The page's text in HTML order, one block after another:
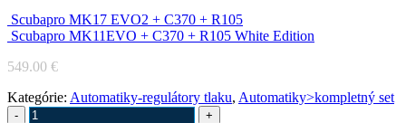
Scubapro MK17 EVO2 + C370 + R105
Scubapro MK11EVO + C370 + R105 White Edition
549.00 €
Kategórie: Automatiky-regulátory tlaku, Automatiky>kompletný set
-
+